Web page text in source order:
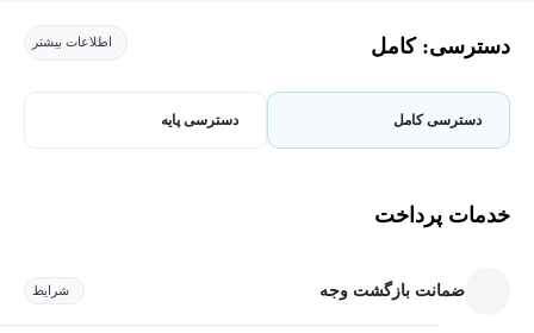
دسترسی: کامل اطلاعات بیشتر
دسترسی کامل دسترسی پایه
خدمات پرداخت
ضمانت بازگشت وجه شرایط